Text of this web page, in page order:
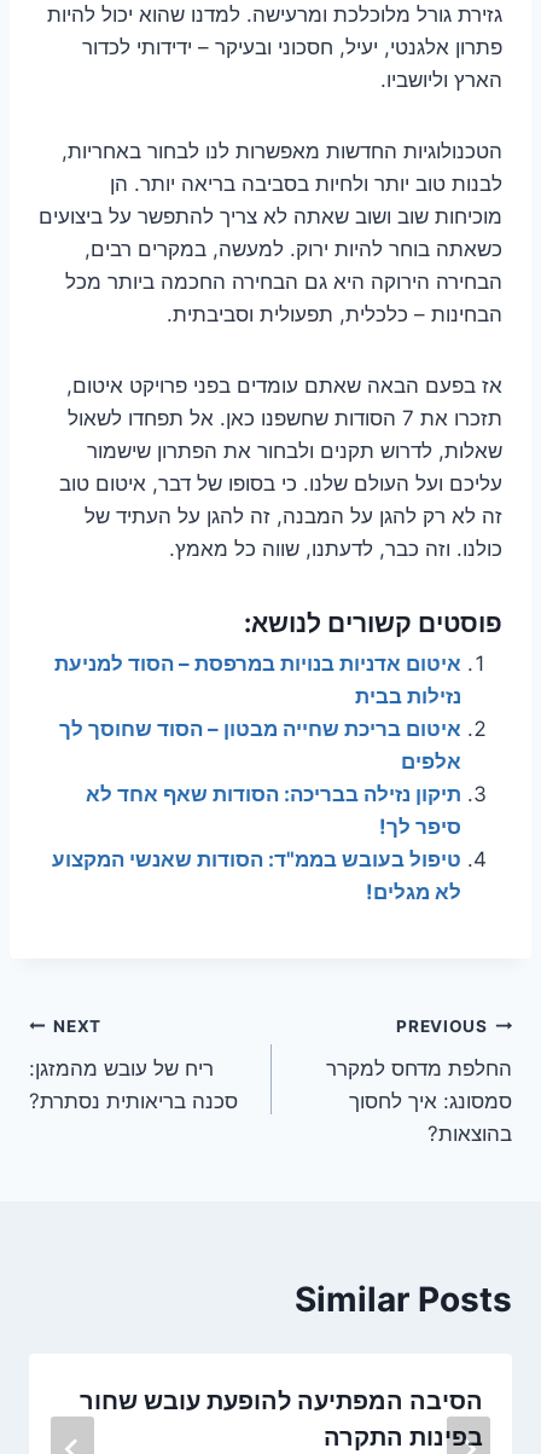
גזירת גורל מלוכלכת ומרעישה. למדנו שהוא יכול להיות
פתרון אלגנטי, יעיל, חסכוני ובעיקר – ידידותי לכדור
הארץ וליושביו.
הטכנולוגיות החדשות מאפשרות לנו לבחור באחריות,
לבנות טוב יותר ולחיות בסביבה בריאה יותר. הן
מוכיחות שוב ושוב שאתה לא צריך להתפשר על ביצועים
כשאתה בוחר להיות ירוק. למעשה, במקרים רבים,
הבחירה הירוקה היא גם הבחירה החכמה ביותר מכל
הבחינות – כלכלית, תפעולית וסביבתית.
אז בפעם הבאה שאתם עומדים בפני פרויקט איטום,
תזכרו את 7 הסודות שחשפנו כאן. אל תפחדו לשאול
שאלות, לדרוש תקנים ולבחור את הפתרון שישמור
עליכם ועל העולם שלנו. כי בסופו של דבר, איטום טוב
זה לא רק להגן על המבנה, זה להגן על העתיד של
כולנו. וזה כבר, לדעתנו, שווה כל מאמץ.
פוסטים קשורים לנושא:
איטום אדניות בנויות במרפסת – הסוד למניעת
נזילות בבית
איטום בריכת שחייה מבטון – הסוד שחוסך לך
אלפים
תיקון נזילה בבריכה: הסודות שאף אחד לא
סיפר לך!
טיפול בעובש בממ"ד: הסודות שאנשי המקצוע
לא מגלים!
ניווט
PREVIOUS
החלפת מדחס למקרר
סמסונג: איך לחסוך
בהוצאות?
NEXT
ריח של עובש מהמזגן:
סכנה בריאותית נסתרת?
Similar Posts
הסיבה המפתיעה להופעת עובש שחור
בפינות התקרה